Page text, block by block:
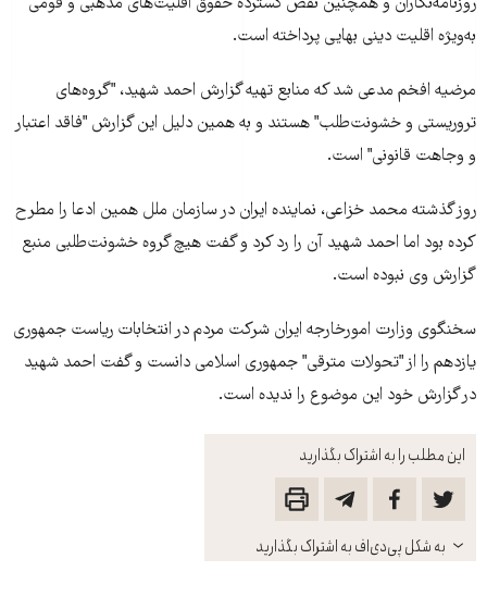
این مطلب را به اشتراک بگذارید
باز
کنید
به شکل پی‌دی‌اف به اشتراک بگذارید
به‌ویژه اقلیت دینی بهایی پرداخته است.
مرضيه افخم مدعی شد که منابع تهيه گزارش احمد شهيد، "گروه‌های
تروريستی و خشونت‌طلب" هستند و به همين دليل اين گزارش "فاقد اعتبار
و وجاهت قانونی" است.
روز گذشته محمد خزاعی، نماينده ايران در سازمان ملل همين ادعا را مطرح
کرده بود اما احمد شهيد آن را رد کرد و گفت هيچ گروه خشونت‌طلبی منبع
گزارش وی نبوده است.
سخنگوی وزارت امورخارجه ايران شرکت مردم در انتخابات رياست جمهوری
يازدهم را از "تحولات مترقی" جمهوری اسلامی دانست و گفت احمد شهيد
در گزارش خود اين موضوع را نديده است.